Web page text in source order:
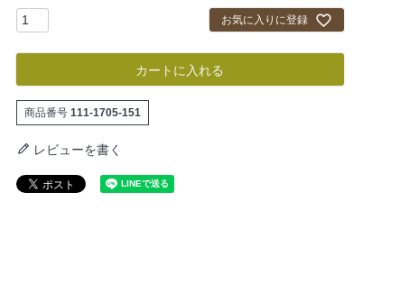
お気に入りに登録
カートに入れる
商品番号 111-1705-151
レビューを書く